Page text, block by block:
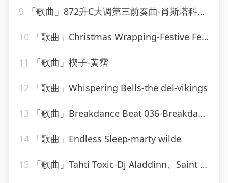
9 「歌曲」872升C大调第三前奏曲-肖斯塔科维奇
10 「歌曲」Christmas Wrapping-Festive Fever
11 「歌曲」楔子-黄霑
12 「歌曲」Whispering Bells-the del-vikings
13 「歌曲」Breakdance Beat 036-Breakdance Beat
14 「歌曲」Endless Sleep-marty wilde
15 「歌曲」Tahti Toxic-Dj Aladdinn、Saint Nich、Thouxanbanfauni